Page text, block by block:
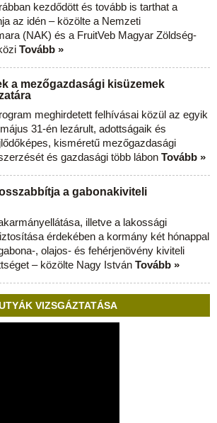
kezdődött és tovább is tarthat a
az idén – közölte a Nemzeti
(NAK) és a FruitVeb Magyar Zöldség-
Tovább »
a mezőgazdasági kisüzemek
meghirdetett felhívásai közül az egyik
31-én lezárult, adottságaik és
kisméretű mezőgazdasági
és gazdasági több lábon Tovább »
a gabonakiviteli
illetve a lakossági
érdekében a kormány két hónappal
, olajos- és fehérjenövény kiviteli
– közölte Nagy István Tovább »
VIZSGÁZTATÁSA